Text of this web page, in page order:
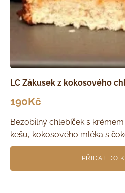
LC Zákusek z kokosového
190Kč
Bezobilný chlebíček s
kešu, kokosového mléka s
PŘIDAT DO